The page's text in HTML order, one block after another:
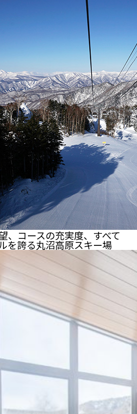
、コースの充実度、すべて
を誇る丸沼高原スキー場